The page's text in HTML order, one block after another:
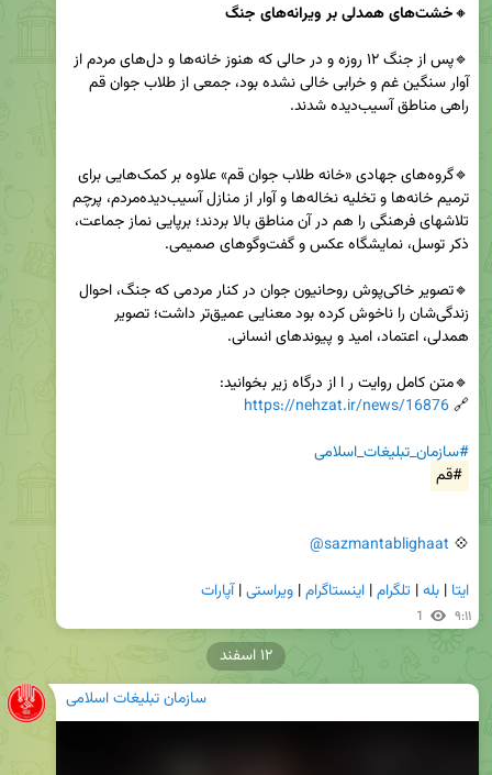
🔸️خشت‌های همدلی بر ویرانه‌های جنگ
🔗
https://nehzat.ir/news/16876
#سازمان_تبلیغات_اسلامی
#قم
💠
@sazmantablighaat
ایتا | بله | تلگرام | اینستاگرام | ویراستی | آپارات
1 ۹:۱۱
سازمان تبلیغات اسلامی
۱۲ اسفند